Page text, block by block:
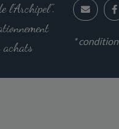
l'Archipel".
achats
*